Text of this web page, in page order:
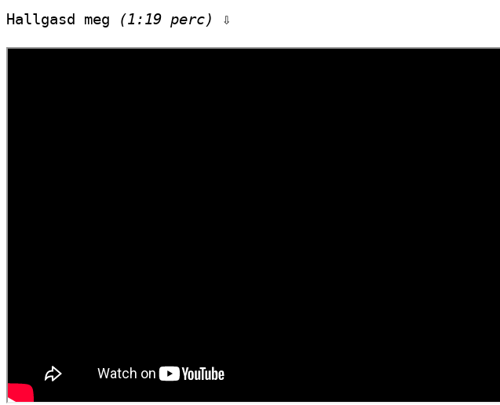
Hallgasd meg (1:19 perc) ⇩